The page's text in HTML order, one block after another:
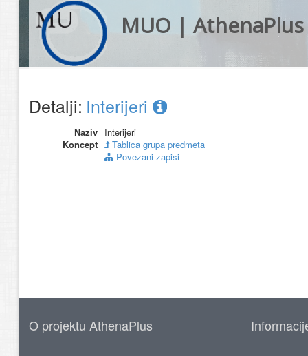
MUO | AthenaPlus
Detalji: Interijeri
Naziv Interijeri
Koncept
Tablica grupa predmeta
Povezani zapisi
O projektu AthenaPlus